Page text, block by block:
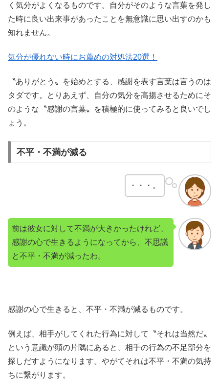
く気分がよくなるものです。自分がそのような言葉を発し
た時に良い出来事があったことを無意識に思い出すのかも
知れません。
気分が優れない時にお薦めの対処法20選！
〝ありがとう〟を始めとする、感謝を表す言葉は言うのは
タダです。とりあえず、自分の気分を高揚させるためにそ
のような〝感謝の言葉〟を積極的に使ってみると良いでし
ょう。
不平・不満が減る
・・・。
前は彼女に対して不満が大きかったけれど、
感謝の心で生きるようになってから、不思議
と不平・不満が減ったわ。
感謝の心で生きると、不平・不満が減るものです。
例えば、相手がしてくれた行為に対して〝それは当然だ〟
という意識が頭の片隅にあると、相手の行為の不足部分を
探しだすようになります。やがてそれは不平・不満の気持
ちに繋がります。